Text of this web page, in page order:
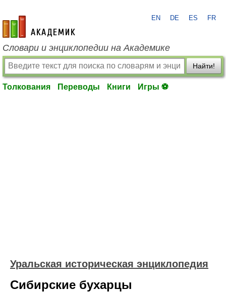
academic.ru
EN DE ES FR
Словари и энциклопедии на Академике
Найти!
Толкования Переводы Книги Игры ⚽
Уральская историческая энциклопедия
Сибирские бухарцы